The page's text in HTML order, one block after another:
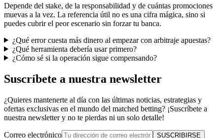
Depende del stake, de la responsabilidad y de cuántas promociones
muevas a la vez. La referencia útil no es una cifra mágica, sino si
puedes cubrir el peor escenario sin forzar tu banca.
¿Qué error cuesta más dinero al empezar con arbitraje apuestas?
¿Qué herramienta debería usar primero?
¿Cómo sé si la operación sigue compensando?
Suscríbete a nuestra newsletter
¿Quieres mantenerte al día con las últimas noticias, estrategias y
ofertas exclusivas en el mundo del matched betting? ¡Suscríbete a
nuestra newsletter y no te pierdas ni un solo detalle!
Correo electrónico SUSCRIBIRSE